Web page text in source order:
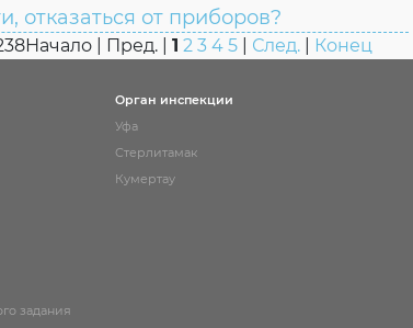
отказаться от приборов?
Начало | Пред. | 1 2 3 4 5 След. Конец
задания
Орган инспекции
Уфа
Стерлитамак
Кумертау